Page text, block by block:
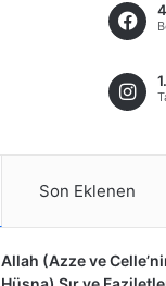
Son Eklenen
Allah (Azze ve